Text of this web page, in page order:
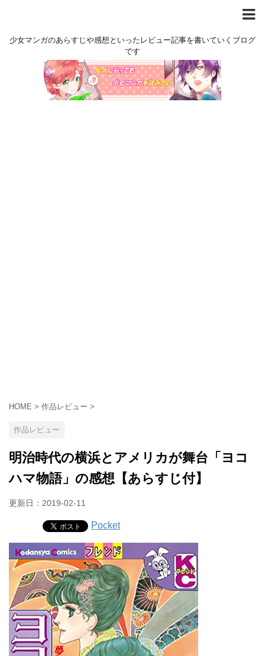
少女マンガのあらすじや感想といったレビュー記事を書いていくブログ
です
HOME > 作品レビュー >
作品レビュー
明治時代の横浜とアメリカが舞台「ヨコ
ハマ物語」の感想【あらすじ付】
更新日： 2019-02-11
Pocket